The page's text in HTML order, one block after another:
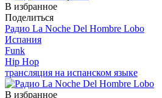
В избранное
Поделиться
Радио La Noche Del Hombre Lobo
Испания
Funk
Hip Hop
трансляция на испанском языке
В избранное